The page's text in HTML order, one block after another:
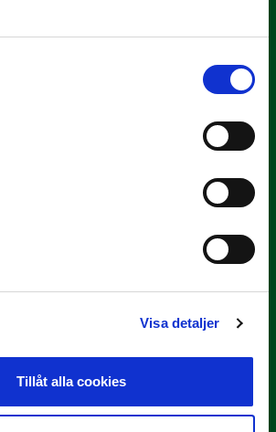
Visa detaljer
Tillåt alla cookies